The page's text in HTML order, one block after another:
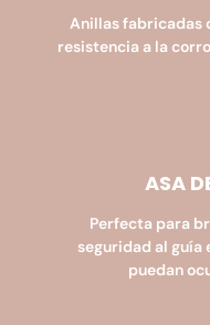
Anillas fabricadas
resistencia a la
ASA
Perfecta para
seguridad al guía
puedan